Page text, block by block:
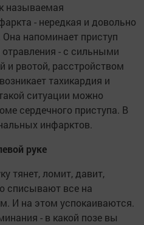
называемая
- нередкая и довольно
напоминает приступ
отравления - с сильными
и рвотой, расстройством
тахикардия и
ситуации можно
сердечного приступа. В
инфарктов.
руке
тянет, ломит, давит,
списывают все на
И на этом успокаиваются.
- в какой позе вы